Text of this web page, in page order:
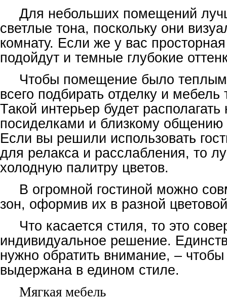
Для небольших помещений
светлые тона, поскольку они
комнату. Если же у вас просторная
подойдут и темные глубокие
Чтобы помещение было
всего подбирать отделку и мебель
Такой интерьер будет
посиделками и близкому общению
Если вы решили использовать
для релакса и расслабления, то
холодную палитру цветов.
В огромной гостиной можно
зон, оформив их в разной
Что касается стиля, то это
индивидуальное решение.
нужно обратить внимание, –
выдержана в едином стиле.
Мягкая мебель